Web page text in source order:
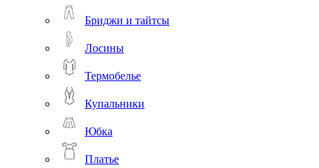
Бриджи и тайтсы
Лосины
Термобелье
Купальники
Юбка
Платье